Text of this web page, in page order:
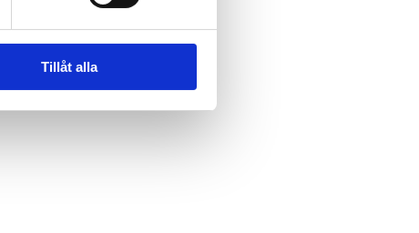
Tillåt alla